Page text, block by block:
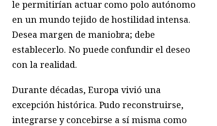
le permitirían actuar como polo autónomo
en un mundo tejido de hostilidad intensa.
Desea margen de maniobra; debe
establecerlo. No puede confundir el deseo
con la realidad.
Durante décadas, Europa vivió una
excepción histórica. Pudo reconstruirse,
integrarse y concebirse a sí misma como